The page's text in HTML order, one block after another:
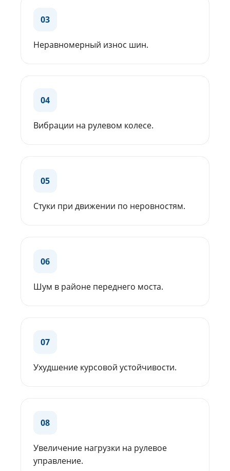
03
Неравномерный износ шин.
04
Вибрации на рулевом колесе.
05
Стуки при движении по неровностям.
06
Шум в районе переднего моста.
07
Ухудшение курсовой устойчивости.
08
Увеличение нагрузки на рулевое
управление.